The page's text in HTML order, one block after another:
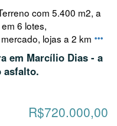
com 5.400 m2, a
6 lotes,
lojas a 2 km
em Marcílio Dias - a
asfalto.
R$720.000,00